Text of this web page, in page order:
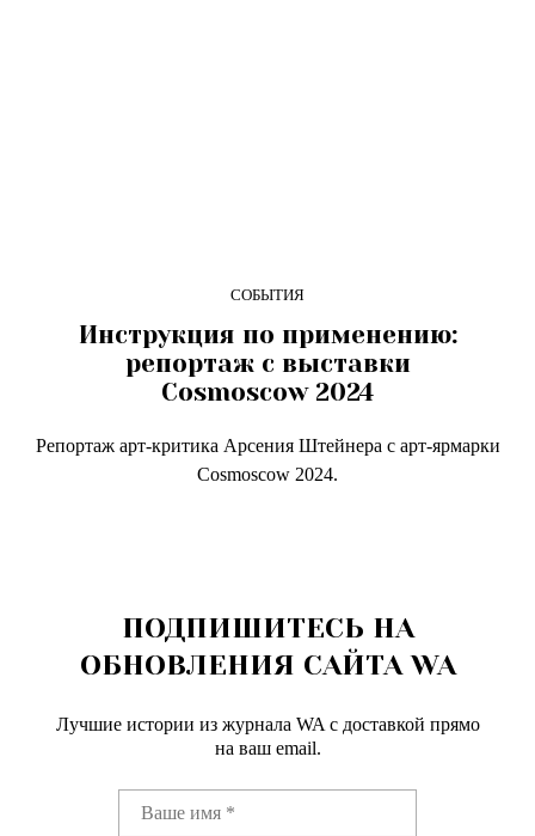
СОБЫТИЯ
Инструкция по применению:
репортаж с выставки
Cosmoscow 2024
Репортаж арт-критика Арсения Штейнера с арт-ярмарки
Cosmoscow 2024.
ПОДПИШИТЕСЬ НА
ОБНОВЛЕНИЯ САЙТА WA
Лучшие истории из журнала WA c доставкой прямо
на ваш email.